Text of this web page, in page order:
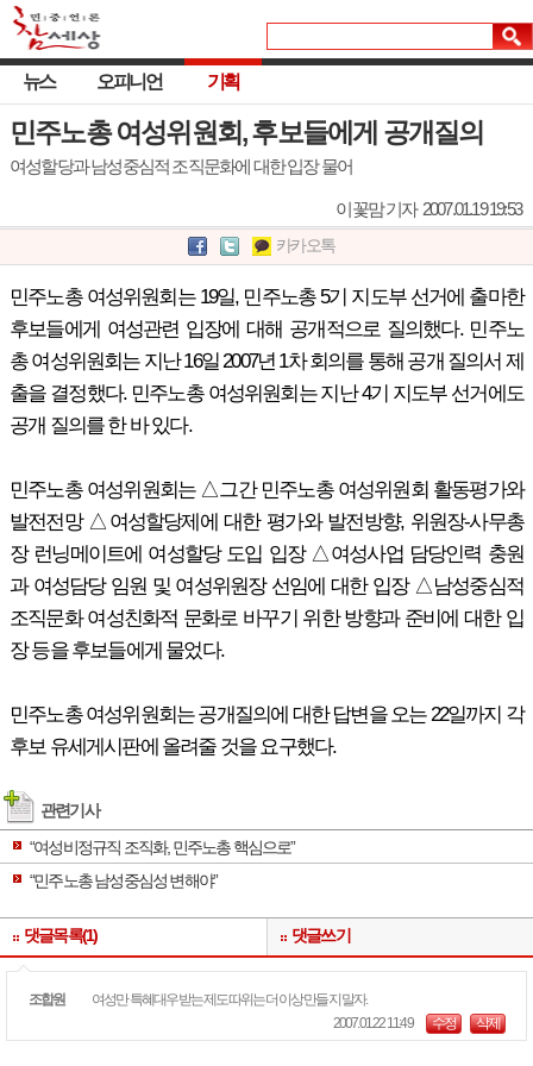
뉴스 오피니언 기획
민주노총 여성위원회, 후보들에게 공개질의
여성할당과 남성중심적 조직문화에 대한 입장 물어
이꽃맘 기자 2007.01.19 19:53
카카오톡
민주노총 여성위원회는 19일, 민주노총 5기 지도부 선거에 출마한
후보들에게 여성관련 입장에 대해 공개적으로 질의했다. 민주노
총 여성위원회는 지난 16일 2007년 1차 회의를 통해 공개 질의서 제
출을 결정했다. 민주노총 여성위원회는 지난 4기 지도부 선거에도
공개 질의를 한 바 있다.
민주노총 여성위원회는 △그간 민주노총 여성위원회 활동평가와
발전전망 △여성할당제에 대한 평가와 발전방향, 위원장-사무총
장 런닝메이트에 여성할당 도입 입장 △여성사업 담당인력 충원
과 여성담당 임원 및 여성위원장 선임에 대한 입장 △남성중심적
조직문화 여성친화적 문화로 바꾸기 위한 방향과 준비에 대한 입
장 등을 후보들에게 물었다.
민주노총 여성위원회는 공개질의에 대한 답변을 오는 22일까지 각
후보 유세게시판에 올려줄 것을 요구했다.
관련기사
“여성비정규직 조직화, 민주노총 핵심으로”
“민주노총 남성중심성 변해야”
댓글목록(1) 댓글쓰기
조합원
여성만 특혜대우받는 제도따위는 더이상 만들지 말자.
2007.01.22 11:49
수정 삭제